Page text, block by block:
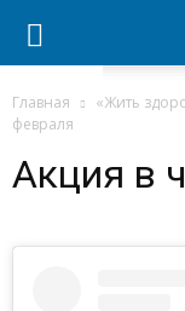
Главная «Жить
февраля
Акция в